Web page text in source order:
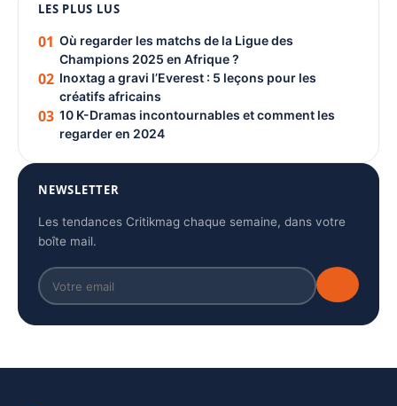
PUBLICITÉ
LES PLUS LUS
01 Où regarder les matchs de la Ligue des
Champions 2025 en Afrique ?
02 Inoxtag a gravi l’Everest : 5 leçons pour les
créatifs africains
03 10 K-Dramas incontournables et comment les
regarder en 2024
NEWSLETTER
Les tendances Critikmag chaque semaine, dans votre
boîte mail.